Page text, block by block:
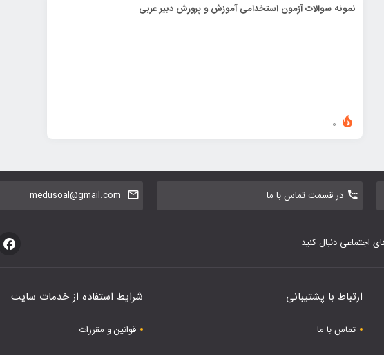
نمونه سوالات آزمون استخدامی آموزش و پرورش دبیر عربی
در قسمت تماس با ما medusoal@gmail.com
اجتماعی دنبال کنید
ارتباط با پشتیبانی
تماس با ما
شرایط استفاده از خدمات سایت
قوانین و مقررات